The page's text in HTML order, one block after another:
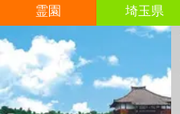
霊園 埼玉県